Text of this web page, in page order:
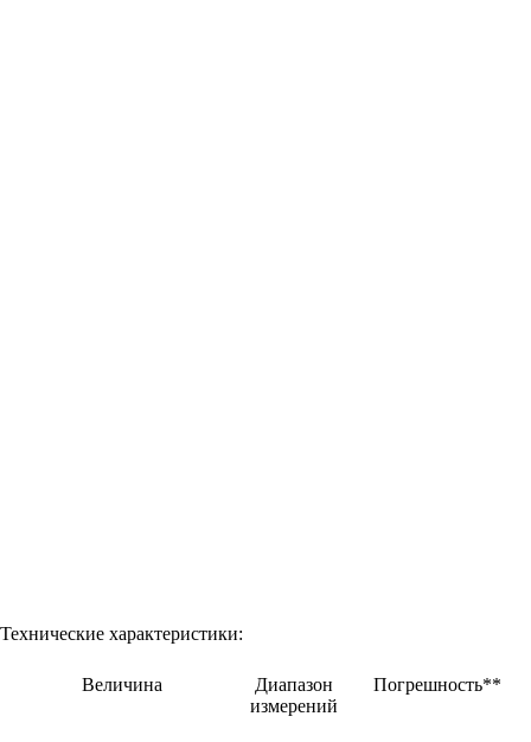
Технические характеристики:
Величина
Диапазон
измерений
Погрешность**